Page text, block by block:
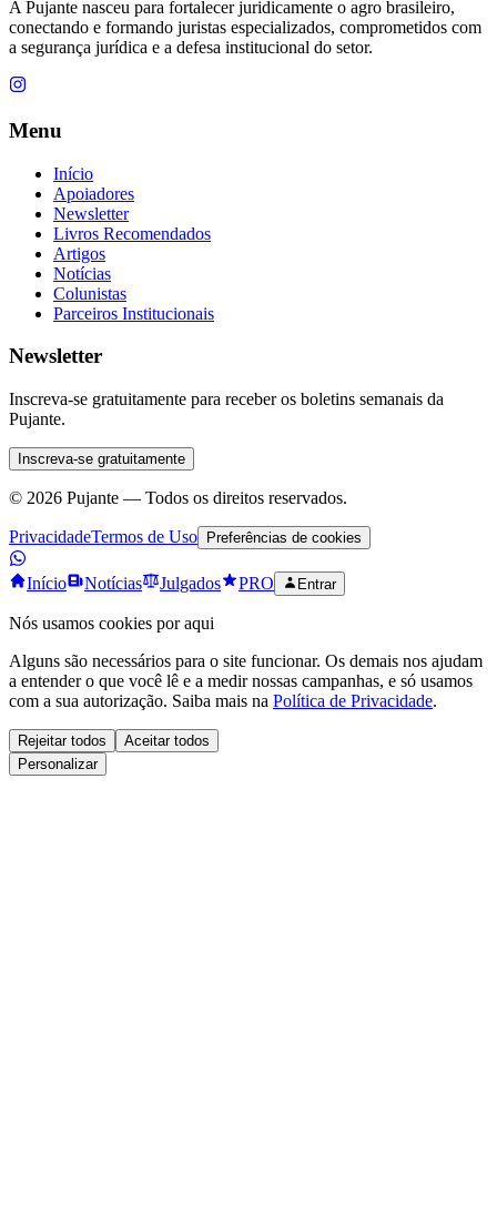
A Pujante nasceu para fortalecer juridicamente o agro brasileiro,
conectando e formando juristas especializados, comprometidos com
a segurança jurídica e a defesa institucional do setor.
Menu
Início
Apoiadores
Newsletter
Livros Recomendados
Artigos
Notícias
Colunistas
Parceiros Institucionais
Newsletter
Inscreva-se gratuitamente para receber os boletins semanais da
Pujante.
Inscreva-se gratuitamente
© 2026 Pujante — Todos os direitos reservados.
PrivacidadeTermos de Uso Preferências de cookies
Início Notícias Julgados PRO Entrar
Nós usamos cookies por aqui
Alguns são necessários para o site funcionar. Os demais nos ajudam
a entender o que você lê e a medir nossas campanhas, e só usamos
com a sua autorização. Saiba mais na Política de Privacidade.
Rejeitar todos
Aceitar todos
Personalizar